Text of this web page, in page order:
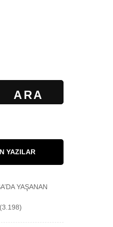
ARA
YAZILAR
YAŞANAN
(3.198)